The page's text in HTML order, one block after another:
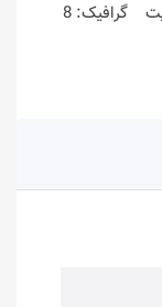
پردازنده: Core i9-11900H رم: 32 گیگابایت گرافیک: 8